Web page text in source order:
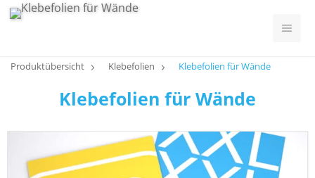
Produktübersicht Klebefolien Klebefolien für Wände
Klebefolien für Wände